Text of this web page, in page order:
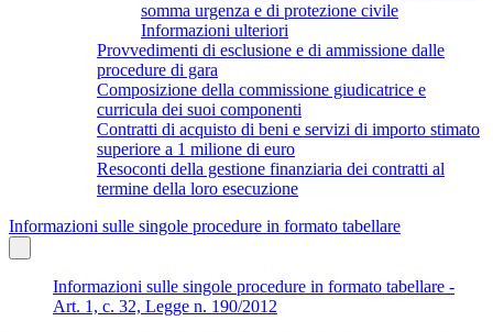
somma urgenza e di protezione civile
Informazioni ulteriori
Provvedimenti di esclusione e di ammissione dalle
procedure di gara
Composizione della commissione giudicatrice e
curricula dei suoi componenti
Contratti di acquisto di beni e servizi di importo stimato
superiore a 1 milione di euro
Resoconti della gestione finanziaria dei contratti al
termine della loro esecuzione
Informazioni sulle singole procedure in formato tabellare
Informazioni sulle singole procedure in formato tabellare -
Art. 1, c. 32, Legge n. 190/2012